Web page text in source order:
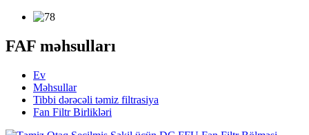
FAF məhsulları
Ev
Məhsullar
Tibbi dərəcəli təmiz filtrasiya
Fan Filtr Birlikləri